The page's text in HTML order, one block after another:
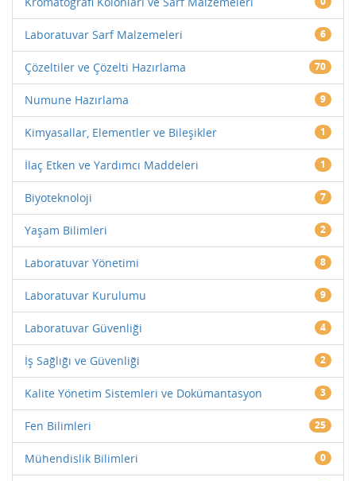
Laboratuvar Sarf Malzemeleri 6
Çözeltiler ve Çözelti Hazırlama 70
Numune Hazırlama 9
Kimyasallar, Elementler ve Bileşikler 1
İlaç Etken ve Yardımcı Maddeleri 1
Biyoteknoloji 7
Yaşam Bilimleri 2
Laboratuvar Yönetimi 8
Laboratuvar Kurulumu 9
Laboratuvar Güvenliği 4
İş Sağlığı ve Güvenliği 2
Kalite Yönetim Sistemleri ve Dokümantasyon 3
Fen Bilimleri 25
Mühendislik Bilimleri 0